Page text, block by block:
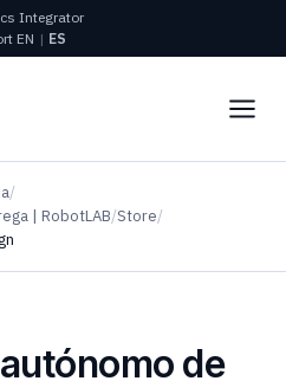
Integrator
EN | ES
/
| RobotLAB/Store/
de